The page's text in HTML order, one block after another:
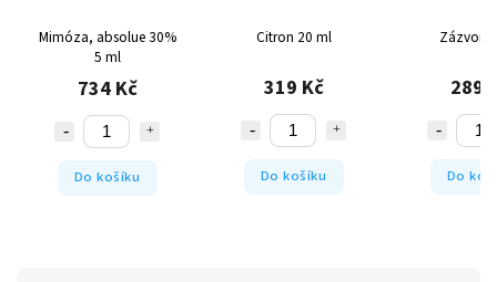
Mimóza, absolue 30%
5 ml
734 Kč
Do košíku
Citron 20 ml
319 Kč
Do košíku
Zázvor
289
Do